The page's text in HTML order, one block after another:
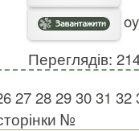
Переглядів:
2728293031 32
№